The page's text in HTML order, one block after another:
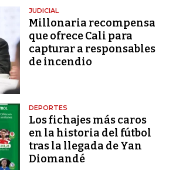
JUDICIAL
Millonaria recompensa
que ofrece Cali para
capturar a responsables
de incendio
DEPORTES
Los fichajes más caros
en la historia del fútbol
tras la llegada de Yan
Diomandé